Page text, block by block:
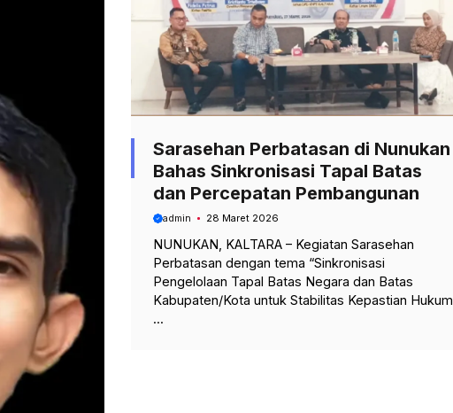
Sarasehan Perbatasan di Nunukan
Bahas Sinkronisasi Tapal Batas
dan Percepatan Pembangunan
admin 28 Maret 2026
NUNUKAN, KALTARA – Kegiatan Sarasehan
Perbatasan dengan tema “Sinkronisasi
Pengelolaan Tapal Batas Negara dan Batas
Kabupaten/Kota untuk Stabilitas Kepastian Hukum
...